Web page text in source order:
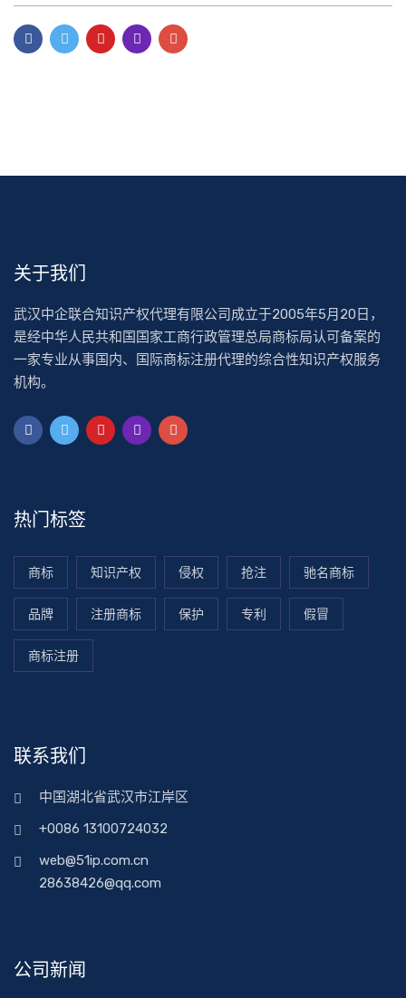
关于我们
武汉中企联合知识产权代理有限公司成立于2005年5月20日，
是经中华人民共和国国家工商行政管理总局商标局认可备案的
一家专业从事国内、国际商标注册代理的综合性知识产权服务
机构。
热门标签
商标 知识产权 侵权 抢注 驰名商标
品牌 注册商标 保护 专利 假冒
商标注册
联系我们
中国湖北省武汉市江岸区
+0086 13100724032
web@51ip.com.cn
28638426@qq.com
公司新闻